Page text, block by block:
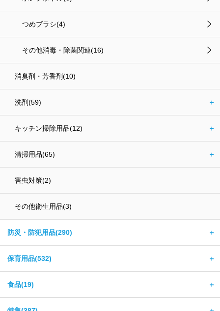
つめブラシ(4)
その他消毒・除菌関連(16)
消臭剤・芳香剤(10)
洗剤(59) ＋
キッチン掃除用品(12) ＋
清掃用品(65) ＋
害虫対策(2)
その他衛生用品(3)
防災・防犯用品(290) ＋
保育用品(532) ＋
食品(19) ＋